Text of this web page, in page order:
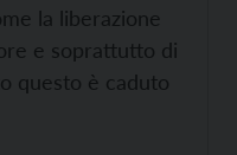
la liberazione
e soprattutto di
questo è caduto